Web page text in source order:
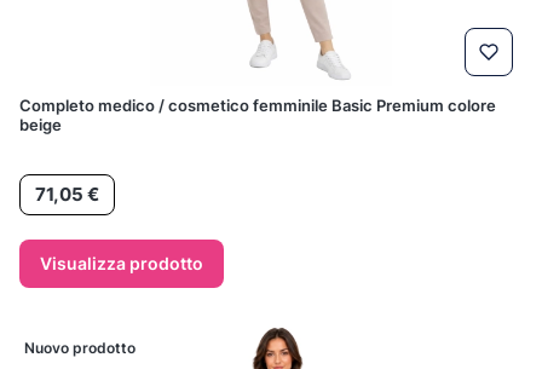
Completo medico / cosmetico femminile Basic Premium colore
beige
Prezzo
71,05 €
Visualizza prodotto
Nuovo prodotto